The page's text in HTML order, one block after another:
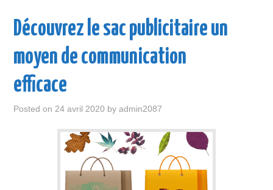
Découvrez le sac publicitaire un
moyen de communication
efficace
Posted on 24 avril 2020 byadmin2087